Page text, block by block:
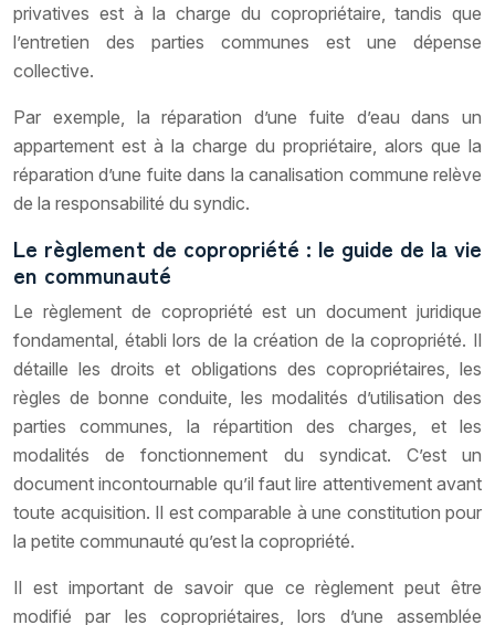
privatives est à la charge du copropriétaire, tandis que
l’entretien des parties communes est une dépense
collective.
Par exemple, la réparation d’une fuite d’eau dans un
appartement est à la charge du propriétaire, alors que la
réparation d’une fuite dans la canalisation commune relève
de la responsabilité du syndic.
Le règlement de copropriété : le guide de la vie
en communauté
Le règlement de copropriété est un document juridique
fondamental, établi lors de la création de la copropriété. Il
détaille les droits et obligations des copropriétaires, les
règles de bonne conduite, les modalités d’utilisation des
parties communes, la répartition des charges, et les
modalités de fonctionnement du syndicat. C’est un
document incontournable qu’il faut lire attentivement avant
toute acquisition. Il est comparable à une constitution pour
la petite communauté qu’est la copropriété.
Il est important de savoir que ce règlement peut être
modifié par les copropriétaires, lors d’une assemblée